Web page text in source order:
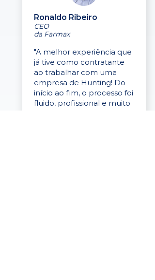
Ronaldo Ribeiro
CEO
da Farmax
"A melhor experiência que
já tive como contratante
ao trabalhar com uma
empresa de Hunting! Do
início ao fim, o processo foi
fluido, profissional e muito